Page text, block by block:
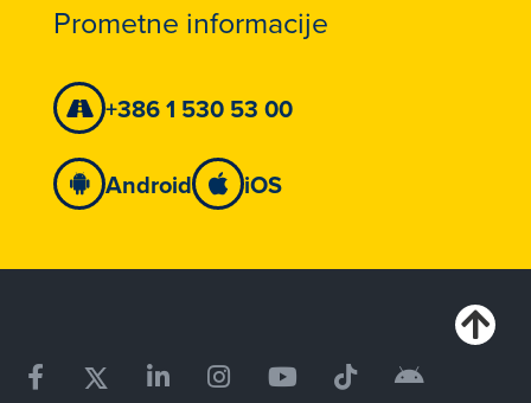
Prometne informacije
+386 1 530 53 00
Android iOS